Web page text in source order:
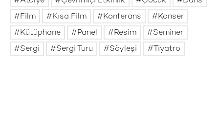
Film
Kısa Film Konferans
Konser
Kütüphane
Panel Resim
Seminer
Sergi
Sergi Turu Söyleşi Tiyatro